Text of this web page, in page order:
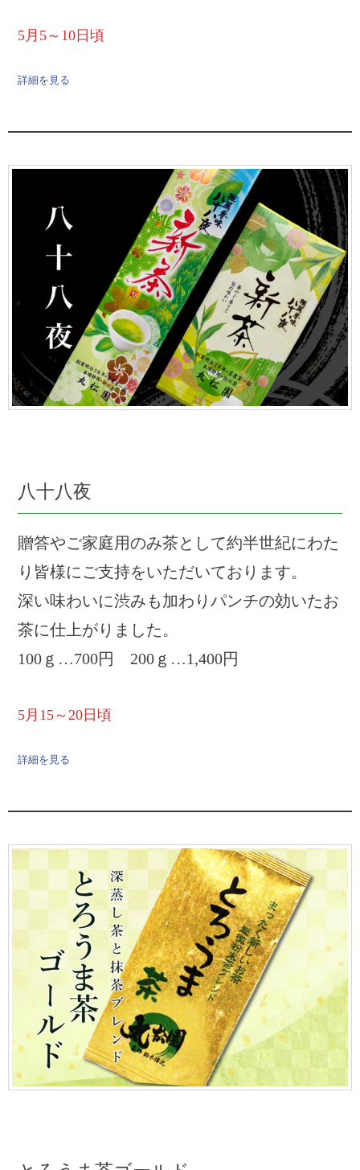
5月5～10日頃
詳細を見る
八十八夜
贈答やご家庭用のみ茶として約半世紀にわた
り皆様にご支持をいただいております。
深い味わいに渋みも加わりパンチの効いたお
茶に仕上がりました。
100ｇ…700円 200ｇ…1,400円
5月15～20日頃
詳細を見る